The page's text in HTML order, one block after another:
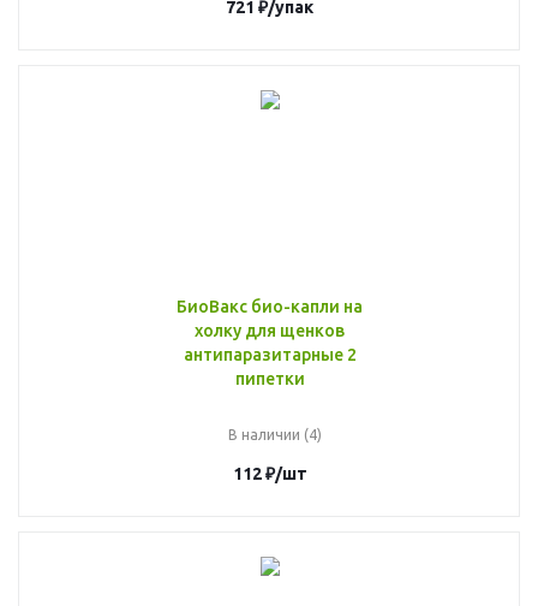
721 ₽/упак
БиоВакс био-капли на
холку для щенков
антипаразитарные 2
пипетки
В наличии (4)
112₽/шт